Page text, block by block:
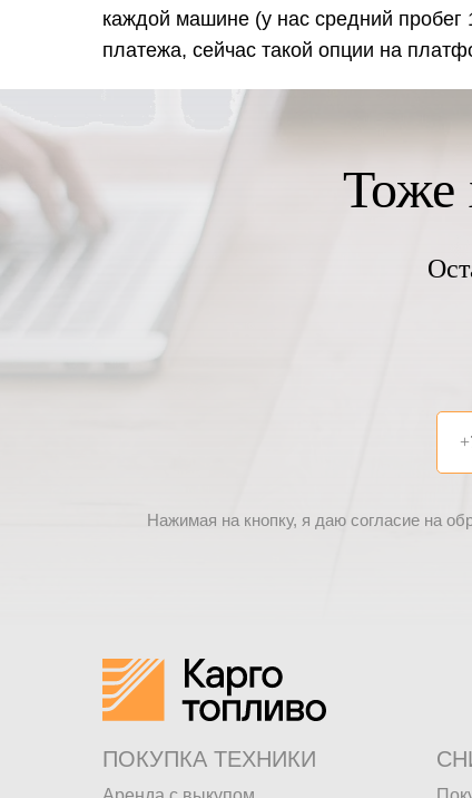
каждой машине (у нас средний пробег
платежа, сейчас такой опции на
Тоже
Нажимая на кнопку, я даю согласие на
ПОКУПКА ТЕХНИКИ